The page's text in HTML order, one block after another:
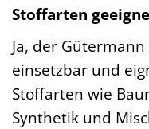
Stoffarten
Ja, der
einsetzbar und
Stoffarten wie
Synthetik und